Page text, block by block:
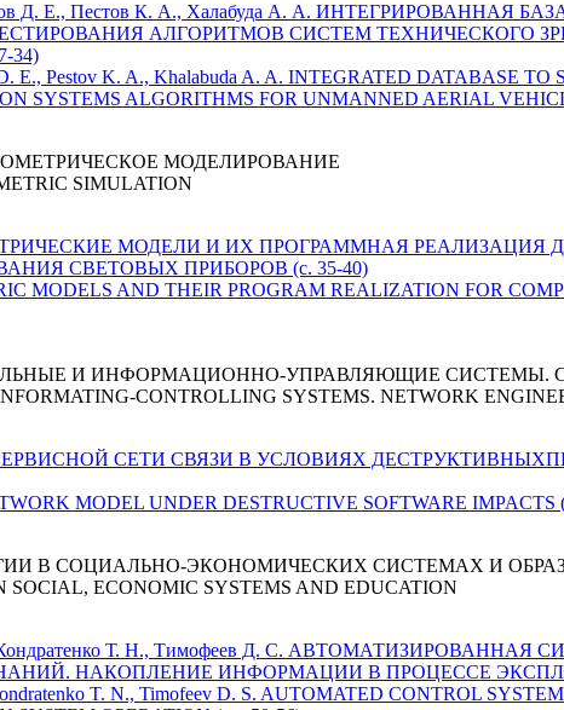
Д. Е., Пестов К. А., Халабуда А. А. ИНТЕГРИРОВАННАЯ
АЛГОРИТМОВ СИСТЕМ ТЕХНИЧЕСКОГО
34)
E., Pestov K. A., Khalabuda A. A. INTEGRATED DATABASE
SYSTEMS ALGORITHMS FOR UNMANNED AERIAL
МОДЕЛИРОВАНИЕ
SIMULATION
МОДЕЛИ И ИХ ПРОГРАММНАЯ
СВЕТОВЫХ ПРИБОРОВ (c. 35-40)
MODELS AND THEIR PROGRAM REALIZATION FOR
И ИНФОРМАЦИОННО-УПРАВЛЯЮЩИЕ СИСТЕМЫ.
CONTROLLING SYSTEMS. NETWORK
СЕТИ СВЯЗИ В УСЛОВИЯХ
MODEL UNDER DESTRUCTIVE SOFTWARE IMPACTS
В СОЦИАЛЬНО-ЭКОНОМИЧЕСКИХ СИСТЕМАХ И
ECONOMIC SYSTEMS AND EDUCATION
Кондратенко Т. Н., Тимофеев Д. С.
НАКОПЛЕНИЕ ИНФОРМАЦИИ В ПРОЦЕССЕ
T. N., Timofeev D. S. AUTOMATED CONTROL